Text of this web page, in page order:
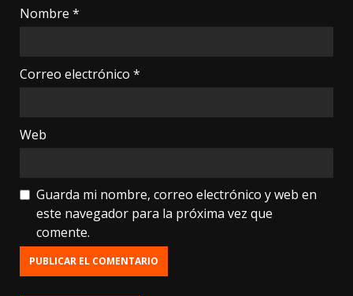
Nombre *
Correo electrónico *
Web
Guarda mi nombre, correo electrónico y web en
este navegador para la próxima vez que
comente.